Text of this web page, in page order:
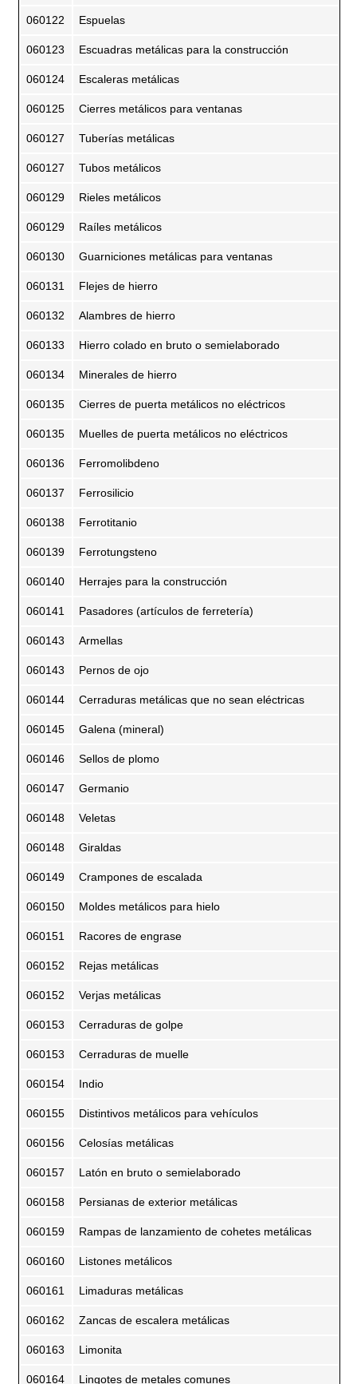
060122 Espuelas
060123 Escuadras metálicas para la construcción
060124 Escaleras metálicas
060125 Cierres metálicos para ventanas
060127 Tuberías metálicas
060127 Tubos metálicos
060129 Rieles metálicos
060129 Raíles metálicos
060130 Guarniciones metálicas para ventanas
060131 Flejes de hierro
060132 Alambres de hierro
060133 Hierro colado en bruto o semielaborado
060134 Minerales de hierro
060135 Cierres de puerta metálicos no eléctricos
060135 Muelles de puerta metálicos no eléctricos
060136 Ferromolibdeno
060137 Ferrosilicio
060138 Ferrotitanio
060139 Ferrotungsteno
060140 Herrajes para la construcción
060141 Pasadores (artículos de ferretería)
060143 Armellas
060143 Pernos de ojo
060144 Cerraduras metálicas que no sean eléctricas
060145 Galena (mineral)
060146 Sellos de plomo
060147 Germanio
060148 Veletas
060148 Giraldas
060149 Crampones de escalada
060150 Moldes metálicos para hielo
060151 Racores de engrase
060152 Rejas metálicas
060152 Verjas metálicas
060153 Cerraduras de golpe
060153 Cerraduras de muelle
060154 Indio
060155 Distintivos metálicos para vehículos
060156 Celosías metálicas
060157 Latón en bruto o semielaborado
060158 Persianas de exterior metálicas
060159 Rampas de lanzamiento de cohetes metálicas
060160 Listones metálicos
060161 Limaduras metálicas
060162 Zancas de escalera metálicas
060163 Limonita
060164 Lingotes de metales comunes